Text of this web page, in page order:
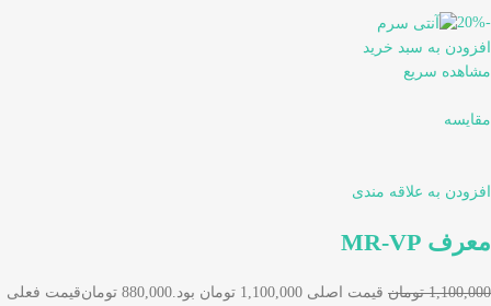
-20%
افزودن به سبد خرید
مشاهده سریع
مقایسه
افزودن به علاقه مندی
معرف MR-VP
1,100,000 تومان قیمت اصلی 1,100,000 تومان بود. 880,000 تومان
قیمت فعلی